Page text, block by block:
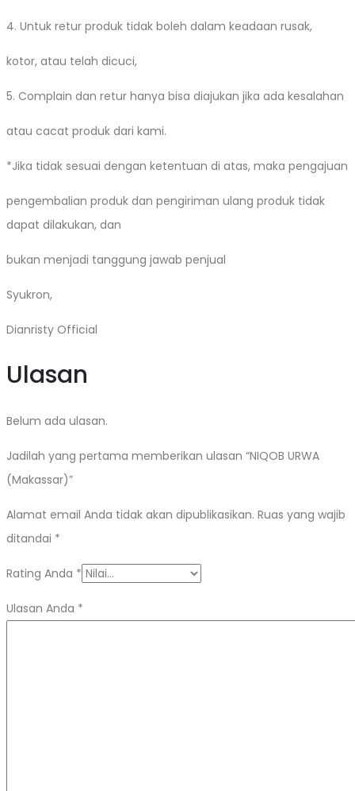
4. Untuk retur produk tidak boleh dalam keadaan rusak,
kotor, atau telah dicuci,
5. Complain dan retur hanya bisa diajukan jika ada kesalahan
atau cacat produk dari kami.
*Jika tidak sesuai dengan ketentuan di atas, maka pengajuan
pengembalian produk dan pengiriman ulang produk tidak
dapat dilakukan, dan
bukan menjadi tanggung jawab penjual
Syukron,
Dianristy Official
Ulasan
Belum ada ulasan.
Jadilah yang pertama memberikan ulasan “NIQOB URWA
(Makassar)”
Alamat email Anda tidak akan dipublikasikan. Ruas yang wajib
ditandai *
Rating Anda *
Ulasan Anda *